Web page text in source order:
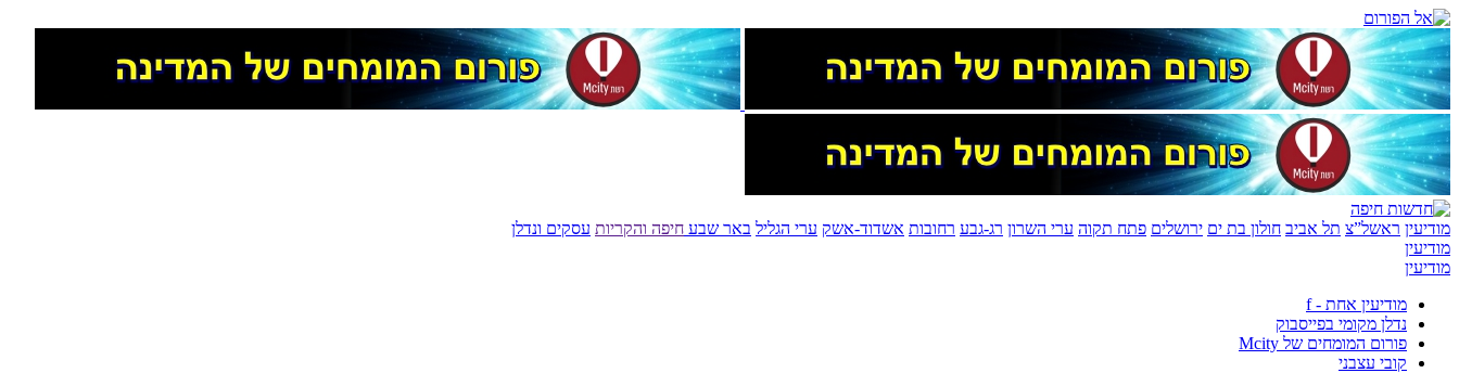
מודיעין ראשל”צ תל אביב חולון בת ים ירושלים פתח תקוה ערי השרון רג-גבע רחובות אשדוד-אשק ערי הגליל באר שבע חיפה והקריות עסקים ונדלן
מודיעין
מודיעין
מודיעין אחת - f
נדלן מקומי בפייסבוק
פורום המומחים של Mcity
קובי עצבני